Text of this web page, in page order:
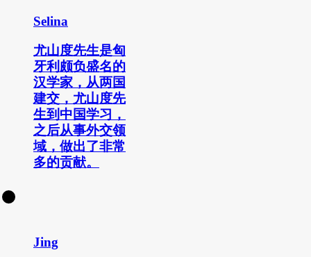
Selina
尤山度先生是匈
牙利颇负盛名的
汉学家，从两国
建交，尤山度先
生到中国学习，
之后从事外交领
域，做出了非常
多的贡献。
Jing